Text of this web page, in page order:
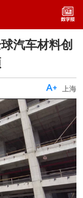
汽车材料创
上海
